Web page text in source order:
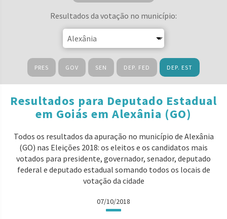
Resultados da votação no município:
PRES GOV SEN DEP. FED DEP. EST
Resultados para Deputado Estadual
em Goiás em Alexânia (GO)
Todos os resultados da apuração no município de Alexânia
(GO) nas Eleições 2018: os eleitos e os candidatos mais
votados para presidente, governador, senador, deputado
federal e deputado estadual somando todos os locais de
votação da cidade
07/10/2018